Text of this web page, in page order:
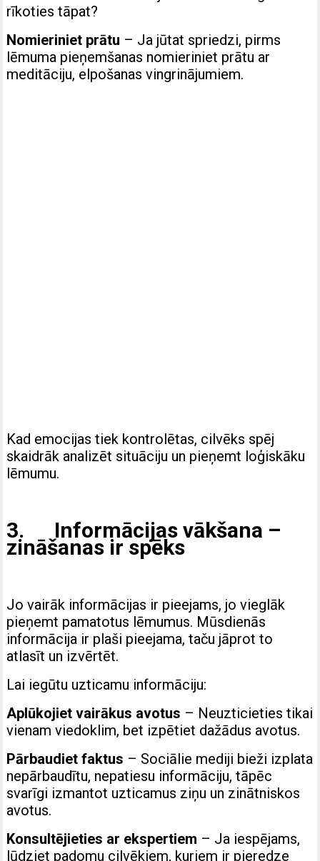
rīkoties tāpat?
Nomieriniet prātu – Ja jūtat spriedzi, pirms
lēmuma pieņemšanas nomieriniet prātu ar
meditāciju, elpošanas vingrinājumiem.
Kad emocijas tiek kontrolētas, cilvēks spēj
skaidrāk analizēt situāciju un pieņemt loģiskāku
lēmumu.
3. Informācijas vākšana –
zināšanas ir spēks
Jo vairāk informācijas ir pieejams, jo vieglāk
pieņemt pamatotus lēmumus. Mūsdienās
informācija ir plaši pieejama, taču jāprot to
atlasīt un izvērtēt.
Lai iegūtu uzticamu informāciju:
Aplūkojiet vairākus avotus – Neuzticieties tikai
vienam viedoklim, bet izpētiet dažādus avotus.
Pārbaudiet faktus – Sociālie mediji bieži izplata
nepārbaudītu, nepatiesu informāciju, tāpēc
svarīgi izmantot uzticamus ziņu un zinātniskos
avotus.
Konsultējieties ar ekspertiem – Ja iespējams,
lūdziet padomu cilvēkiem, kuriem ir pieredze